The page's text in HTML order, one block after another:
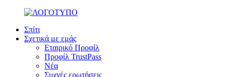
Σπίτι
Σχετικά με εμάς
Εταιρικό Προφίλ
Προφίλ TrustPass
Νέα
Συχνές ερωτήσεις